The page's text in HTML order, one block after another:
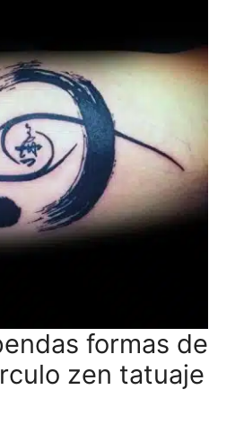
formas de
zen tatuaje